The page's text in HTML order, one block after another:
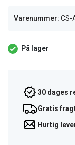
Varenummer: CS-
På lager
30 dages
Gratis
Hurtig